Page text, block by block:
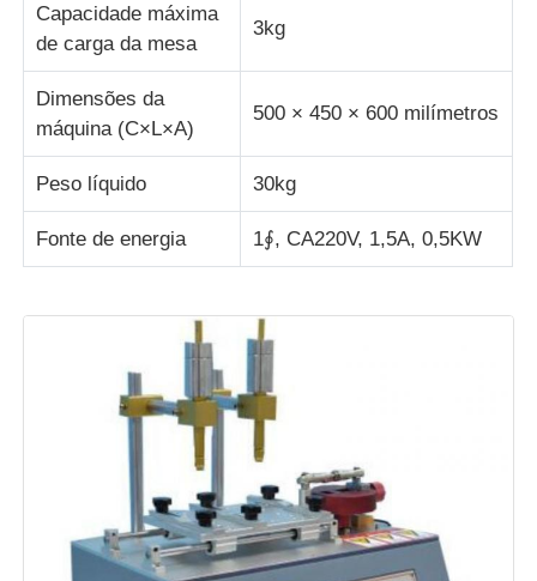
Capacidade máxima
de carga da mesa
3kg
Dimensões da
máquina (C×L×A)
500 × 450 × 600 milímetros
Peso líquido 30kg
Fonte de energia 1∮, CA220V, 1,5A, 0,5KW